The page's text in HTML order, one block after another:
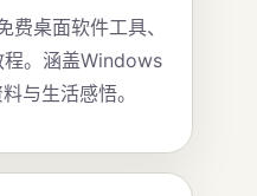
桌面软件工具、
程。涵盖Windows
与生活感悟。